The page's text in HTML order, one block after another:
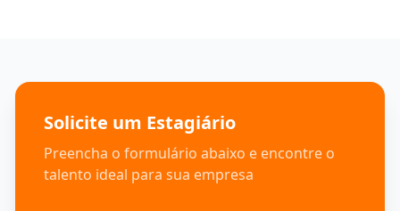
Solicite um Estagiário
Preencha o formulário abaixo e encontre o
talento ideal para sua empresa